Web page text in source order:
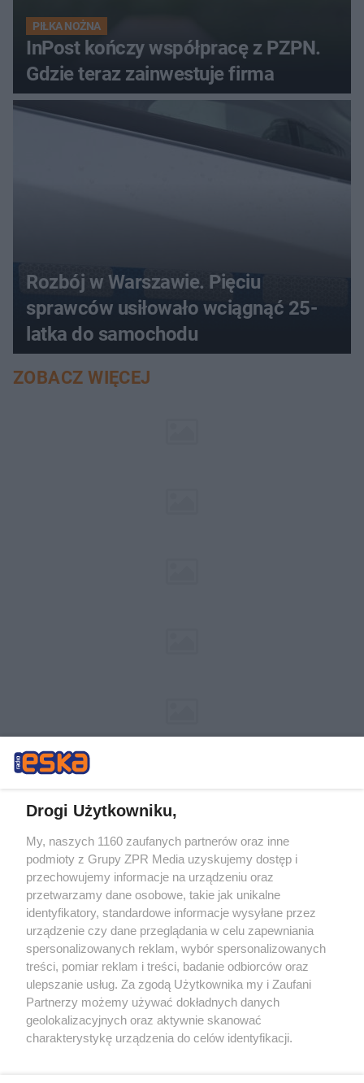
PIŁKA NOŻNA
InPost kończy współpracę z PZPN.
Gdzie teraz zainwestuje firma
Rozbój w Warszawie. Pięciu
sprawców usiłowało wciągnąć 25-
latka do samochodu
ZOBACZ WIĘCEJ
Żaden utwór zamieszczony w serwisie nie może być powielany i
rozpowszechniany lub dalej rozpowszechniany w jakikolwiek sposób (w
tym także elektroniczny lub mechaniczny) na jakimkolwiek polu
eksploatacji w jakiejkolwiek formie, włącznie z umieszczaniem w
Internecie bez pisemnej zgody właściciela praw. Jakiekolwiek użycie lub
wykorzystanie utworów w całości lub w części z naruszeniem prawa,
tzn. bez właściwej zgody, jest zabronione pod groźbą kary i może być
ścigane prawnie.
Drogi Użytkowniku,
My, naszych 1160 zaufanych partnerów oraz inne
podmioty z Grupy ZPR Media uzyskujemy dostęp i
przechowujemy informacje na urządzeniu oraz
przetwarzamy dane osobowe, takie jak unikalne
identyfikatory, standardowe informacje wysyłane przez
urządzenie czy dane przeglądania w celu zapewniania
spersonalizowanych reklam, wybór spersonalizowanych
treści, pomiar reklam i treści, badanie odbiorców oraz
ulepszanie usług. Za zgodą Użytkownika my i Zaufani
Partnerzy możemy używać dokładnych danych
geolokalizacyjnych oraz aktywnie skanować
charakterystykę urządzenia do celów identyfikacji.